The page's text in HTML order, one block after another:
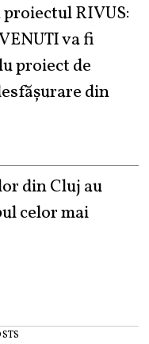
RIVUS:
va fi
proiect de
din
din Cluj au
celor mai